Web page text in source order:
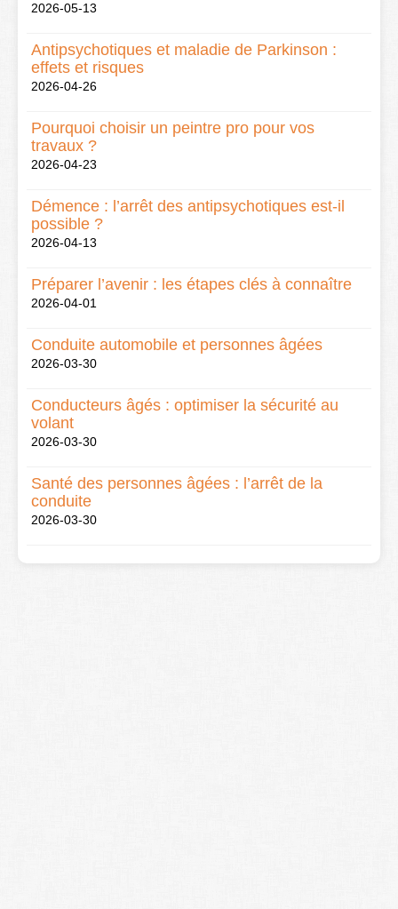
2026-05-13
Antipsychotiques et maladie de Parkinson :
effets et risques
2026-04-26
Pourquoi choisir un peintre pro pour vos
travaux ?
2026-04-23
Démence : l’arrêt des antipsychotiques est-il
possible ?
2026-04-13
Préparer l’avenir : les étapes clés à connaître
2026-04-01
Conduite automobile et personnes âgées
2026-03-30
Conducteurs âgés : optimiser la sécurité au
volant
2026-03-30
Santé des personnes âgées : l’arrêt de la
conduite
2026-03-30